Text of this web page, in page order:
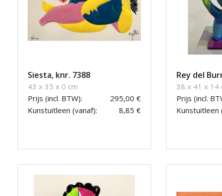
Siesta, knr. 7388
43 x 35 x 0 cm
Prijs (incl. BTW):
295,00 €
Kunstuitleen (vanaf):
8,85 €
Rey del
38 x 41 x 14
Prijs (incl.
Kunstuitleen